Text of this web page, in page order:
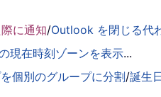
に通知/Outlook を閉じる代
現在時刻ゾーンを表示...
個別のグループに分割/誕生